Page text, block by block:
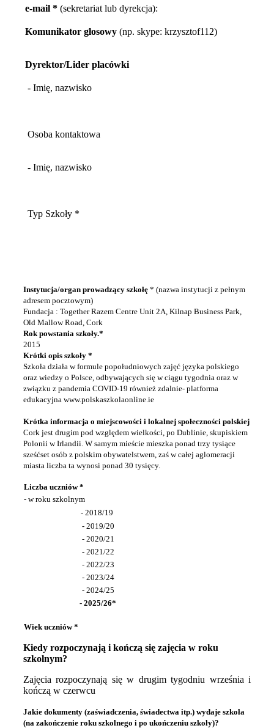
e-mail * (sekretariat lub dyrekcja):
Komunikator głosowy (np. skype: krzysztof112)
Dyrektor/Lider placówki
- Imię, nazwisko
Osoba kontaktowa
- Imię, nazwisko
Typ Szkoły *
Instytucja/organ prowadzący szkołę * (nazwa instytucji z pełnym
adresem pocztowym)
Fundacja : Together Razem Centre Unit 2A, Kilnap Business Park,
Old Mallow Road, Cork
Rok powstania szkoły.*
2015
Krótki opis szkoły *
Szkoła działa w formule popołudniowych zajęć języka polskiego
oraz wiedzy o Polsce, odbywających się w ciągu tygodnia oraz w
związku z pandemia COVID-19 również zdalnie- platforma
edukacyjna www.polskaszkolaonline.ie
Krótka informacja o miejscowości i lokalnej społeczności polskiej
Cork jest drugim pod względem wielkości, po Dublinie, skupiskiem
Polonii w Irlandii. W samym mieście mieszka ponad trzy tysiące
sześćset osób z polskim obywatelstwem, zaś w całej aglomeracji
miasta liczba ta wynosi ponad 30 tysięcy.
Liczba uczniów *
- w roku szkolnym
- 2018/19
- 2019/20
- 2020/21
- 2021/22
- 2022/23
- 2023/24
- 2024/25
- 2025/26*
Wiek uczniów *
Kiedy rozpoczynają i kończą się zajęcia w roku
szkolnym?
Zajęcia rozpoczynają się w drugim tygodniu września i
kończą w czerwcu
Jakie dokumenty (zaświadczenia, świadectwa itp.) wydaje szkoła
(na zakończenie roku szkolnego i po ukończeniu szkoły)?